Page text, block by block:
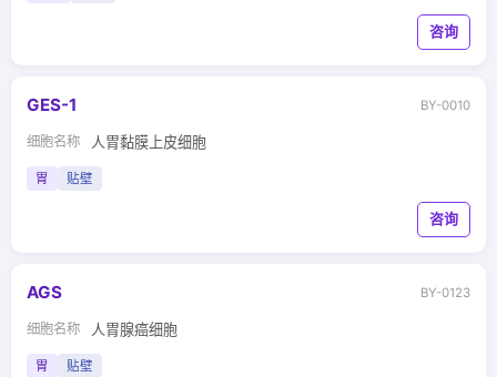
咨询
GES-1 BY-0010
细胞名称 人胃黏膜上皮细胞
胃 贴壁
咨询
AGS BY-0123
细胞名称 人胃腺癌细胞
胃 贴壁